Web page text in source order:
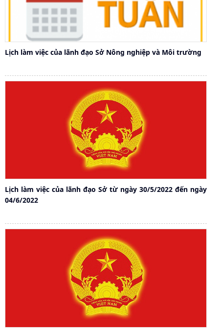
Lịch làm việc của lãnh đạo Sở Nông nghiệp và Môi trường
Lịch làm việc của lãnh đạo Sở từ ngày 30/5/2022 đến ngày
04/6/2022